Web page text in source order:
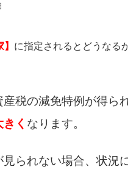
に指定されるとどうなる
税の減免特例が得られ
く なります。
られない場合、状況